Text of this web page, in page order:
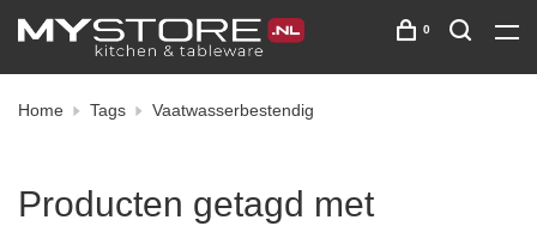
0
Home Tags Vaatwasserbestendig
Producten getagd met